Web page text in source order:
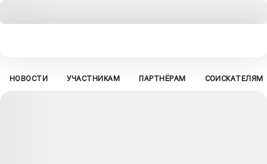
НОВОСТИ УЧАСТНИКАМ ПАРТНЁРАМ СОИСКАТЕЛЯМ